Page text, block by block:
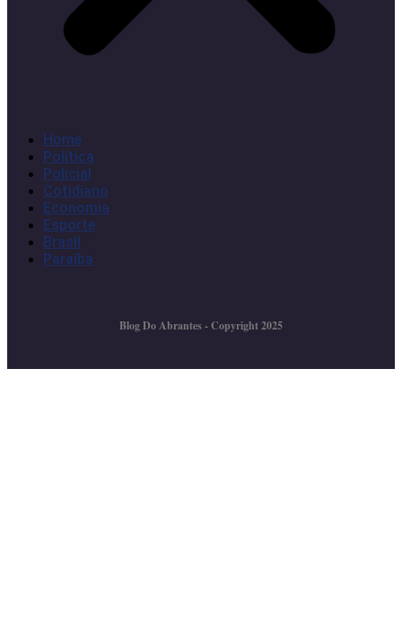
Home
Política
Policial
Cotidiano
Economia
Esporte
Brasil
Paraíba
Blog Do Abrantes - Copyright 2025